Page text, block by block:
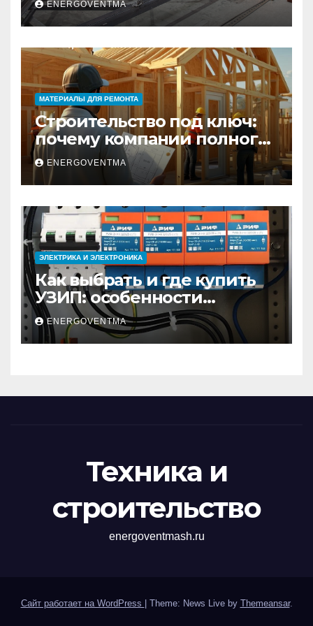
практический гид
ENERGOVENTMA
МАТЕРИАЛЫ ДЛЯ РЕМОНТА
Строительство под ключ:
почему компании полного
цикла меняют рынок
недвижимости
ENERGOVENTMA
ЭЛЕКТРИКА И ЭЛЕКТРОНИКА
Как выбрать и где купить
УЗИП: особенности
устройств защиты от
импульсных
перенапряжений
ENERGOVENTMA
Техника и
строительство
energoventmash.ru
Сайт работает на WordPress Theme: News Live by Themeansar.